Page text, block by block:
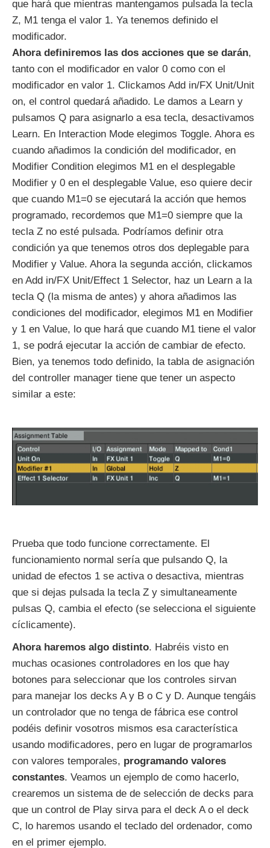
que hará que mientras mantengamos pulsada la tecla
Z, M1 tenga el valor 1. Ya tenemos definido el
modificador.
Ahora definiremos las dos acciones que se darán,
tanto con el modificador en valor 0 como con el
modificador en valor 1. Clickamos Add in/FX Unit/Unit
on, el control quedará añadido. Le damos a Learn y
pulsamos Q para asignarlo a esa tecla, desactivamos
Learn. En Interaction Mode elegimos Toggle. Ahora es
cuando añadimos la condición del modificador, en
Modifier Condition elegimos M1 en el desplegable
Modifier y 0 en el desplegable Value, eso quiere decir
que cuando M1=0 se ejecutará la acción que hemos
programado, recordemos que M1=0 siempre que la
tecla Z no esté pulsada. Podríamos definir otra
condición ya que tenemos otros dos deplegable para
Modifier y Value. Ahora la segunda acción, clickamos
en Add in/FX Unit/Effect 1 Selector, haz un Learn a la
tecla Q (la misma de antes) y ahora añadimos las
condiciones del modificador, elegimos M1 en Modifier
y 1 en Value, lo que hará que cuando M1 tiene el valor
1, se podrá ejecutar la acción de cambiar de efecto.
Bien, ya tenemos todo definido, la tabla de asignación
del controller manager tiene que tener un aspecto
similar a este:
Prueba que todo funcione correctamente. El
funcionamiento normal sería que pulsando Q, la
unidad de efectos 1 se activa o desactiva, mientras
que si dejas pulsada la tecla Z y simultaneamente
pulsas Q, cambia el efecto (se selecciona el siguiente
cíclicamente).
Ahora haremos algo distinto. Habréis visto en
muchas ocasiones controladores en los que hay
botones para seleccionar que los controles sirvan
para manejar los decks A y B o C y D. Aunque tengáis
un controlador que no tenga de fábrica ese control
podéis definir vosotros mismos esa característica
usando modificadores, pero en lugar de programarlos
con valores temporales, programando valores
constantes. Veamos un ejemplo de como hacerlo,
crearemos un sistema de de selección de decks para
que un control de Play sirva para el deck A o el deck
C, lo haremos usando el teclado del ordenador, como
en el primer ejemplo.